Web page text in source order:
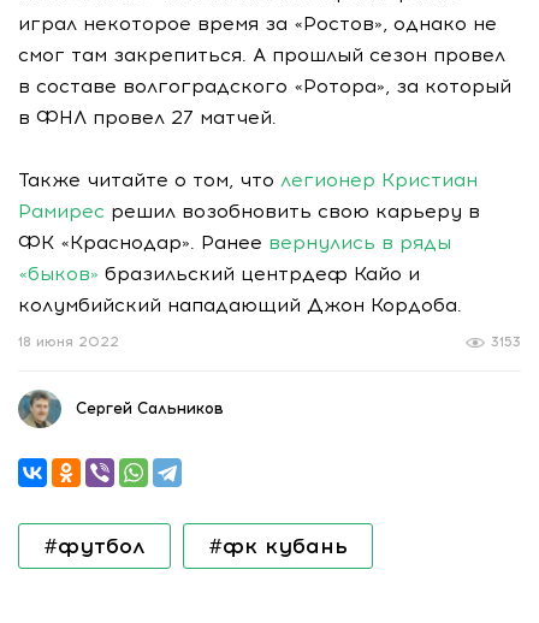
играл некоторое время за «Ростов», однако не
смог там закрепиться. А прошлый сезон провел
в составе волгоградского «Ротора», за который
в ФНЛ провел 27 матчей.
Также читайте о том, что легионер Кристиан
Рамирес решил возобновить свою карьеру в
ФК «Краснодар». Ранее вернулись в ряды
«быков» бразильский центрдеф Кайо и
колумбийский нападающий Джон Кордоба.
3153
18 июня 2022
Сергей Сальников
#футбол #фк кубань